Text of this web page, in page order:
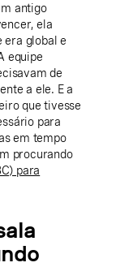
antigo
ela
era global e
equipe
de
a ele. E a
que tivesse
para
em tempo
procurando
para